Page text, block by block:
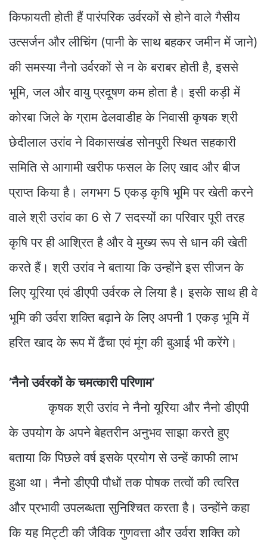
किफायती होती हैं पारंपरिक उर्वरकों से होने वाले गैसीय
उत्सर्जन और लीचिंग (पानी के साथ बहकर जमीन में जाने)
की समस्या नैनो उर्वरकों से न के बराबर होती है, इससे
भूमि, जल और वायु प्रदूषण कम होता है। इसी कड़ी में
कोरबा जिले के ग्राम ढेलवाडीह के निवासी कृषक श्री
छेदीलाल उरांव ने विकासखंड सोनपुरी स्थित सहकारी
समिति से आगामी खरीफ फसल के लिए खाद और बीज
प्राप्त किया है। लगभग 5 एकड़ कृषि भूमि पर खेती करने
वाले श्री उरांव का 6 से 7 सदस्यों का परिवार पूरी तरह
कृषि पर ही आश्रित है और वे मुख्य रूप से धान की खेती
करते हैं। श्री उरांव ने बताया कि उन्होंने इस सीजन के
लिए यूरिया एवं डीएपी उर्वरक ले लिया है। इसके साथ ही वे
भूमि की उर्वरा शक्ति बढ़ाने के लिए अपनी 1 एकड़ भूमि में
हरित खाद के रूप में ढैंचा एवं मूंग की बुआई भी करेंगे।
’नैनो उर्वरकों के चमत्कारी परिणाम’
कृषक श्री उरांव ने नैनो यूरिया और नैनो डीएपी
के उपयोग के अपने बेहतरीन अनुभव साझा करते हुए
बताया कि पिछले वर्ष इसके प्रयोग से उन्हें काफी लाभ
हुआ था। नैनो डीएपी पौधों तक पोषक तत्वों की त्वरित
और प्रभावी उपलब्धता सुनिश्चित करता है। उन्होंने कहा
कि यह मिट्टी की जैविक गुणवत्ता और उर्वरा शक्ति को